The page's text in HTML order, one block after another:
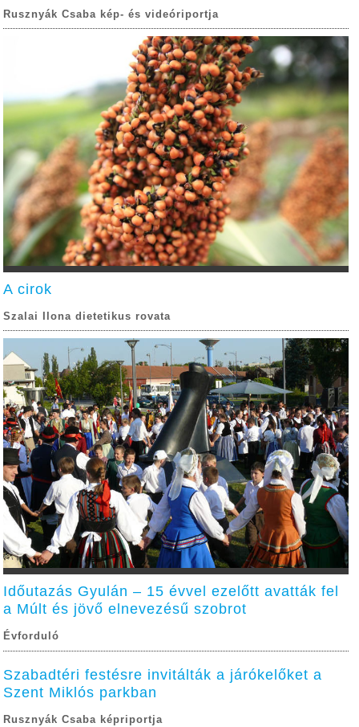
Rusznyák Csaba kép- és videóriportja
A cirok
Szalai Ilona dietetikus rovata
Időutazás Gyulán – 15 évvel ezelőtt avatták fel
a Múlt és jövő elnevezésű szobrot
Évforduló
Szabadtéri festésre invitálták a járókelőket a
Szent Miklós parkban
Rusznyák Csaba képriportja